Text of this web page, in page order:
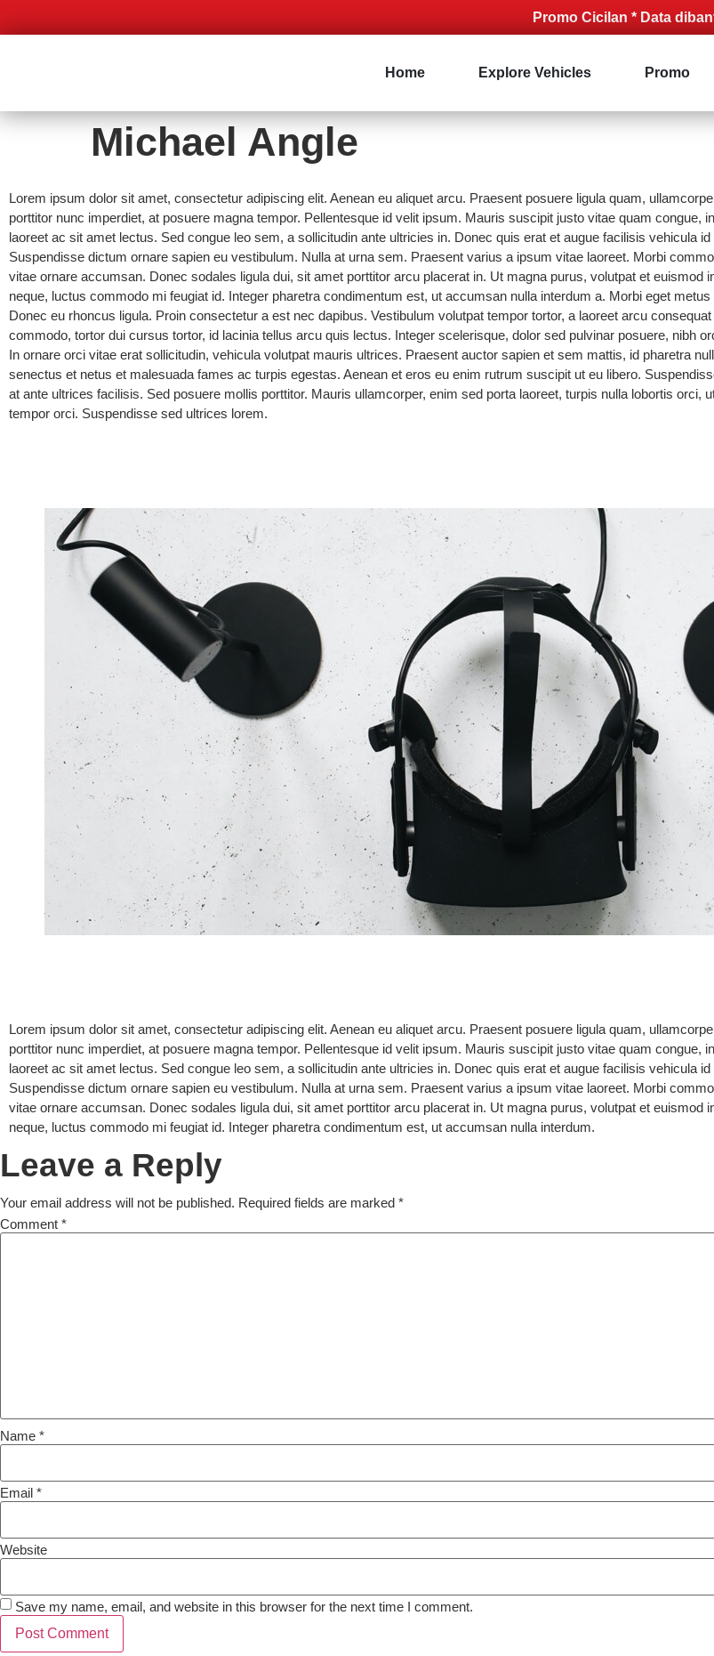
Promo Cicilan * Data dibantu
Home Explore Vehicles Promo
Michael Angle
Lorem ipsum dolor sit amet, consectetur adipiscing elit. Aenean eu aliquet arcu. Praesent posuere ligula quam,
porttitor nunc imperdiet, at posuere magna tempor. Pellentesque id velit ipsum. Mauris suscipit justo vitae quam congue,
laoreet ac sit amet lectus. Sed congue leo sem, a sollicitudin ante ultricies in. Donec quis erat et augue facilisis vehicula id
Suspendisse dictum ornare sapien eu vestibulum. Nulla at urna sem. Praesent varius a ipsum vitae laoreet. Morbi
vitae ornare accumsan. Donec sodales ligula dui, sit amet porttitor arcu placerat in. Ut magna purus, volutpat et euismod
neque, luctus commodo mi feugiat id. Integer pharetra condimentum est, ut accumsan nulla interdum a. Morbi eget
Donec eu rhoncus ligula. Proin consectetur a est nec dapibus. Vestibulum volutpat tempor tortor, a laoreet arcu
commodo, tortor dui cursus tortor, id lacinia tellus arcu quis lectus. Integer scelerisque, dolor sed pulvinar posuere, nibh
In ornare orci vitae erat sollicitudin, vehicula volutpat mauris ultrices. Praesent auctor sapien et sem mattis, id pharetra
senectus et netus et malesuada fames ac turpis egestas. Aenean et eros eu enim rutrum suscipit ut eu libero.
at ante ultrices facilisis. Sed posuere mollis porttitor. Mauris ullamcorper, enim sed porta laoreet, turpis nulla lobortis orci,
tempor orci. Suspendisse sed ultrices lorem.
Lorem ipsum dolor sit amet, consectetur adipiscing elit. Aenean eu aliquet arcu. Praesent posuere ligula quam,
porttitor nunc imperdiet, at posuere magna tempor. Pellentesque id velit ipsum. Mauris suscipit justo vitae quam congue,
laoreet ac sit amet lectus. Sed congue leo sem, a sollicitudin ante ultricies in. Donec quis erat et augue facilisis vehicula id
Suspendisse dictum ornare sapien eu vestibulum. Nulla at urna sem. Praesent varius a ipsum vitae laoreet. Morbi
vitae ornare accumsan. Donec sodales ligula dui, sit amet porttitor arcu placerat in. Ut magna purus, volutpat et euismod
neque, luctus commodo mi feugiat id. Integer pharetra condimentum est, ut accumsan nulla interdum.
Leave a Reply
Your email address will not be published. Required fields are marked *
Comment *
Name *
Email *
Website
Save my name, email, and website in this browser for the next time I comment.